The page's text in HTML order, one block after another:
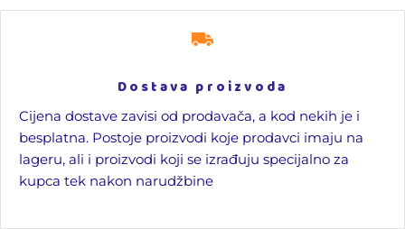
Dostava proizvoda
Cijena dostave zavisi od prodavača, a kod nekih je i
besplatna. Postoje proizvodi koje prodavci imaju na
lageru, ali i proizvodi koji se izrađuju specijalno za
kupca tek nakon narudžbine